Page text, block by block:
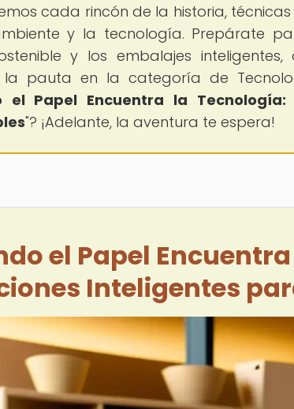
cada rincón de la historia,
y la tecnología. Prepárate
y los embalajes
pauta en la categoría de
el Papel Encuentra la
"? ¡Adelante, la aventura te espera!
el Papel
Inteligentes